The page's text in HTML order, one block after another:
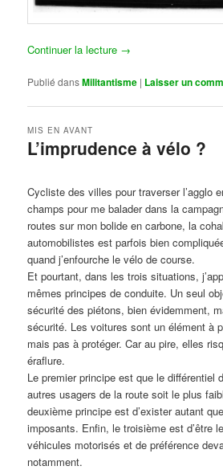
Continuer la lecture →
Publié dansMilitantisme | Laisser un
L’imprudence à vélo ?
MIS EN AVANT
Cycliste des villes pour traverser l’agglo
champs pour me balader dans la
routes sur mon bolide en carbone, la
automobilistes est parfois bien
quand j’enfourche le vélo de course.
Et pourtant, dans les trois situations,
mêmes principes de conduite. Un seul
sécurité des piétons, bien évidemment,
sécurité. Les voitures sont un élément à
mais pas à protéger. Car au pire, elles
éraflure.
Le premier principe est que le différentiel
autres usagers de la route soit le plus
deuxième principe est d’exister autant
imposants. Enfin, le troisième est d’être
véhicules motorisés et de préférence
notamment.